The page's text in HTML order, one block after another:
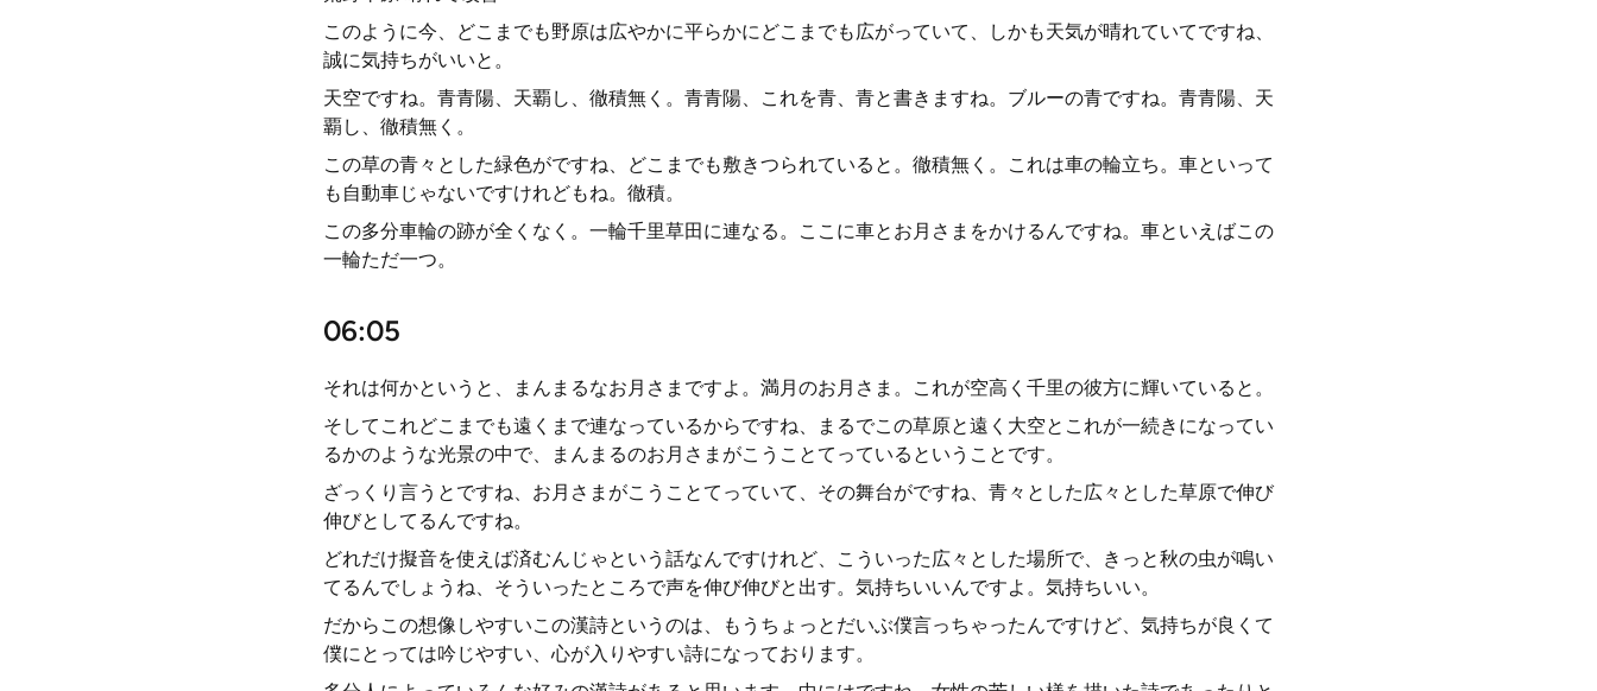
このように今、どこまでも野原は広やかに平らかにどこまでも広がっていて、しかも天気が晴れていてですね、
誠に気持ちがいいと。
天空ですね。青青陽、天覇し、徹積無く。青青陽、これを青、青と書きますね。ブルーの青ですね。青青陽、天
覇し、徹積無く。
この草の青々とした緑色がですね、どこまでも敷きつられていると。徹積無く。これは車の輪立ち。車といって
も自動車じゃないですけれどもね。徹積。
この多分車輪の跡が全くなく。一輪千里草田に連なる。ここに車とお月さまをかけるんですね。車といえばこの
一輪ただ一つ。
06:05
それは何かというと、まんまるなお月さまですよ。満月のお月さま。これが空高く千里の彼方に輝いていると。
そしてこれどこまでも遠くまで連なっているからですね、まるでこの草原と遠く大空とこれが一続きになってい
るかのような光景の中で、まんまるのお月さまがこうことてっているということです。
ざっくり言うとですね、お月さまがこうことてっていて、その舞台がですね、青々とした広々とした草原で伸び
伸びとしてるんですね。
どれだけ擬音を使えば済むんじゃという話なんですけれど、こういった広々とした場所で、きっと秋の虫が鳴い
てるんでしょうね、そういったところで声を伸び伸びと出す。気持ちいいんですよ。気持ちいい。
だからこの想像しやすいこの漢詩というのは、もうちょっとだいぶ僕言っちゃったんですけど、気持ちが良くて
僕にとっては吟じやすい、心が入りやすい詩になっております。